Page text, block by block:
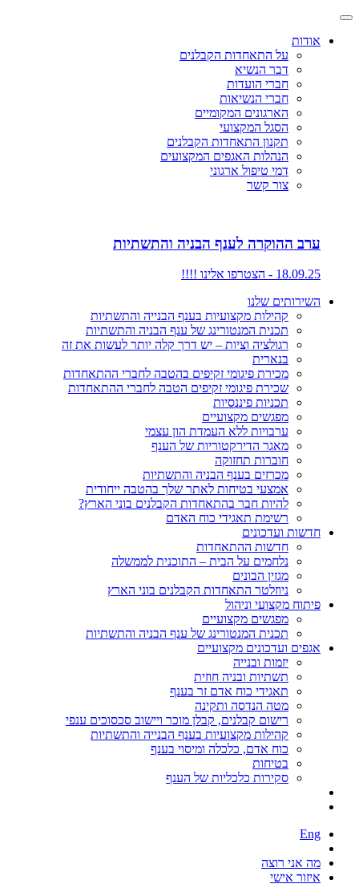
אודות
על התאחדות הקבלנים
דבר הנשיא
חברי הועדות
חברי הנשיאות
הארגונים המקומיים
הסגל המקצועי
תקנון התאחדות הקבלנים
הנהלות האגפים המקצועים
דמי טיפול ארגוני
צור קשר
ערב ההוקרה לענף הבניה והתשתיות
18.09.25 - הצטרפו אלינו !!!!
השירותים שלנו
קהילות מקצועיות בענף הבנייה והתשתיות
תכנית המנטורינג של ענף הבניה והתשתיות
רגולציה וציות – יש דרך קלה יותר לעשות את זה
בנארית
מכירת פיגומי זקיפים בהטבה לחברי ההתאחדות
שכירת פיגומי זקיפים הטבה לחברי ההתאחדות
תכניות פיננסיות
מפגשים מקצועיים
ערבויות ללא העמדת הון עצמי
מאגר הדירקטוריות של הענף
חוברות תחזוקה
מכרזים בענף הבניה והתשתיות
אמצעי בטיחות לאתר שלך בהטבה ייחודית
להיות חבר בהתאחדות הקבלנים בוני הארץ?
רשימת תאגידי כוח האדם
חדשות ועדכונים
חדשות ההתאחדות
נלחמים על הבית – התוכנית לממשלה
מגזין הבונים
ניוזלטר התאחדות הקבלנים בוני הארץ
פיתוח מקצועי וניהול
מפגשים מקצועיים
תכנית המנטורינג של ענף הבניה והתשתיות
אגפים ועדכונים מקצועיים
יזמות ובנייה
תשתיות ובניה חוזית
תאגידי כוח אדם זר בענף
מטה הנדסה ותקינה
רישום קבלנים, קבלן מוכר ויישוב סכסוכים ענפי
קהילות מקצועיות בענף הבנייה והתשתיות
כוח אדם, כלכלה ומיסוי בענף
בטיחות
סקירות כלכליות של הענף
Eng
מה אני רוצה
איזור אישי